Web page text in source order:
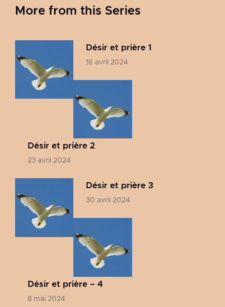
More from this Series
Désir et prière 1
16 avril 2024
Désir et prière 2
23 avril 2024
Désir et prière 3
30 avril 2024
Désir et prière – 4
8 mai 2024